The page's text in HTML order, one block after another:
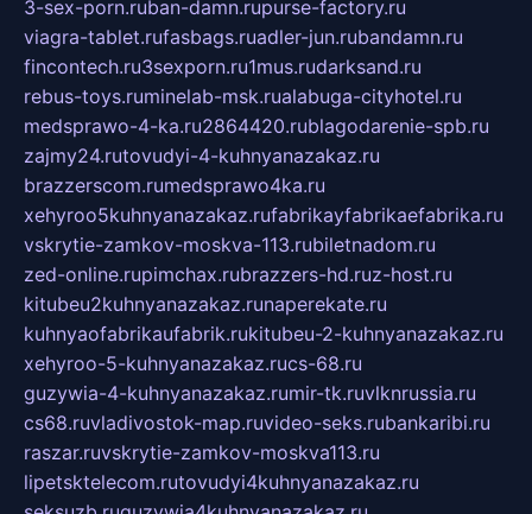
3-sex-porn.ruban-damn.rupurse-factory.ru
viagra-tablet.rufasbags.ruadler-jun.rubandamn.ru
fincontech.ru3sexporn.ru1mus.rudarksand.ru
rebus-toys.ruminelab-msk.rualabuga-cityhotel.ru
medsprawo-4-ka.ru2864420.rublagodarenie-spb.ru
zajmy24.rutovudyi-4-kuhnyanazakaz.ru
brazzerscom.rumedsprawo4ka.ru
xehyroo5kuhnyanazakaz.rufabrikayfabrikaefabrika.ru
vskrytie-zamkov-moskva-113.rubiletnadom.ru
zed-online.rupimchax.rubrazzers-hd.ruz-host.ru
kitubeu2kuhnyanazakaz.runaperekate.ru
kuhnyaofabrikaufabrik.rukitubeu-2-kuhnyanazakaz.ru
xehyroo-5-kuhnyanazakaz.rucs-68.ru
guzywia-4-kuhnyanazakaz.rumir-tk.ruvlknrussia.ru
cs68.ruvladivostok-map.ruvideo-seks.rubankaribi.ru
raszar.ruvskrytie-zamkov-moskva113.ru
lipetsktelecom.rutovudyi4kuhnyanazakaz.ru